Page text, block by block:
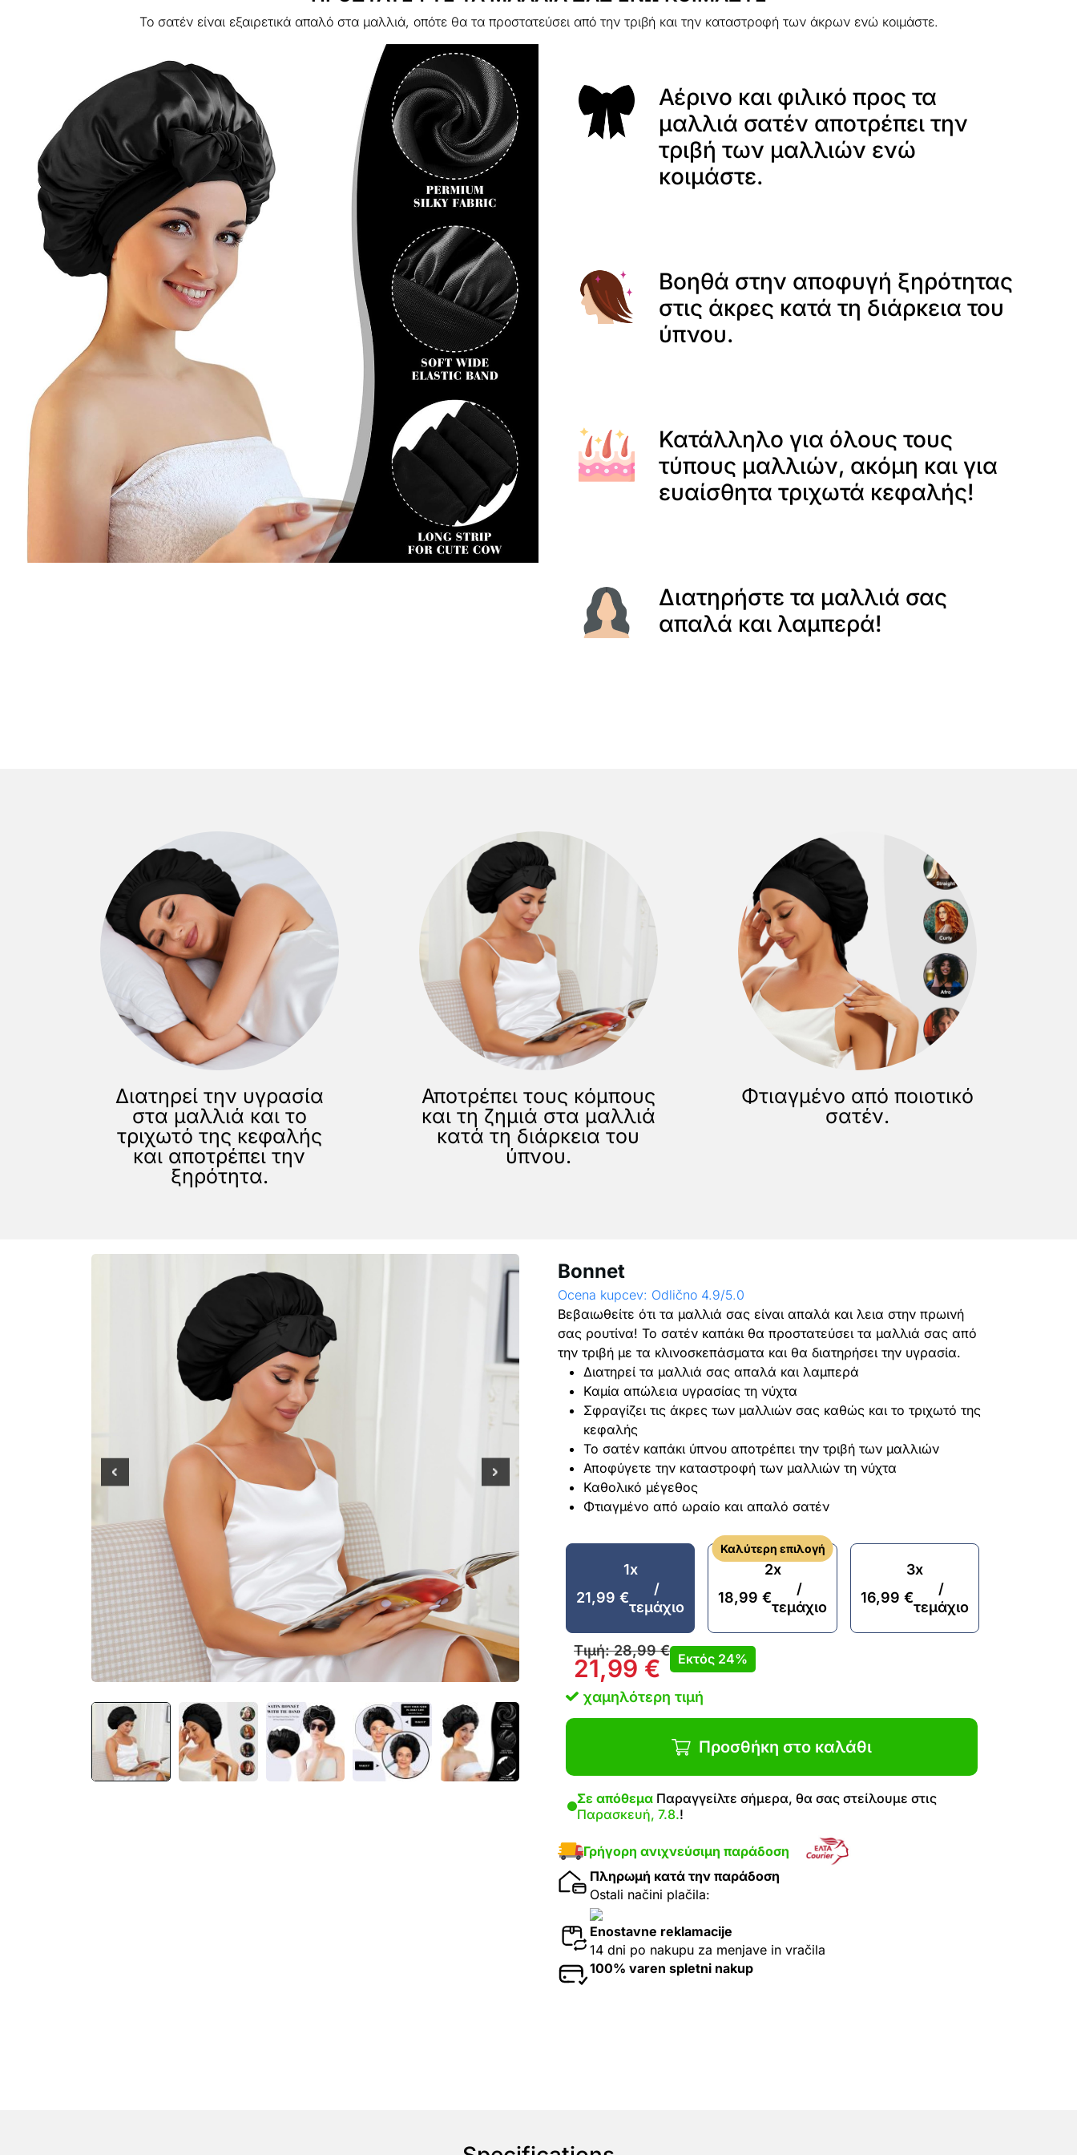
Το σατέν είναι εξαιρετικά απαλό στα μαλλιά, οπότε θα τα προστατεύσει από την τριβή και την καταστροφή των άκρων ενώ κοιμάστε.
Αέρινο και φιλικό προς τα
μαλλιά σατέν αποτρέπει την
τριβή των μαλλιών ενώ
κοιμάστε.
Βοηθά στην αποφυγή ξηρότητας
στις άκρες κατά τη διάρκεια του
ύπνου.
Κατάλληλο για όλους τους
τύπους μαλλιών, ακόμη και για
ευαίσθητα τριχωτά κεφαλής!
Διατηρήστε τα μαλλιά σας
απαλά και λαμπερά!
Διατηρεί την υγρασία
στα μαλλιά και το
τριχωτό της κεφαλής
και αποτρέπει την
ξηρότητα.
Αποτρέπει τους κόμπους
και τη ζημιά στα μαλλιά
κατά τη διάρκεια του
ύπνου.
Φτιαγμένο από ποιοτικό
σατέν.
Bonnet
Ocena kupcev: Odlično 4.9/5.0
Βεβαιωθείτε ότι τα μαλλιά σας είναι απαλά και λεια στην πρωινή
σας ρουτίνα! Το σατέν καπάκι θα προστατεύσει τα μαλλιά σας από
την τριβή με τα κλινοσκεπάσματα και θα διατηρήσει την υγρασία.
Διατηρεί τα μαλλιά σας απαλά και λαμπερά
Καμία απώλεια υγρασίας τη νύχτα
Σφραγίζει τις άκρες των μαλλιών σας καθώς και το τριχωτό της
κεφαλής
Το σατέν καπάκι ύπνου αποτρέπει την τριβή των μαλλιών
Αποφύγετε την καταστροφή των μαλλιών τη νύχτα
Καθολικό μέγεθος
Φτιαγμένο από ωραίο και απαλό σατέν
1x
21,99 €
/
τεμάχιο
Καλύτερη επιλογή
2x
18,99 €
/
τεμάχιο
3x
16,99 €
/
τεμάχιο
Τιμή:28,99€
21,99 € Εκτός 24%
χαμηλότερη τιμή
Προσθήκη στο καλάθι
Σε απόθεμα Παραγγείλτε σήμερα, θα σας στείλουμε στις
Παρασκευή, 7.8.!
Γρήγορη ανιχνεύσιμη παράδοση
Πληρωμή κατά την παράδοση
Ostali načini plačila:
Enostavne reklamacije
14 dni po nakupu za menjave in vračila
100% varen spletni nakup